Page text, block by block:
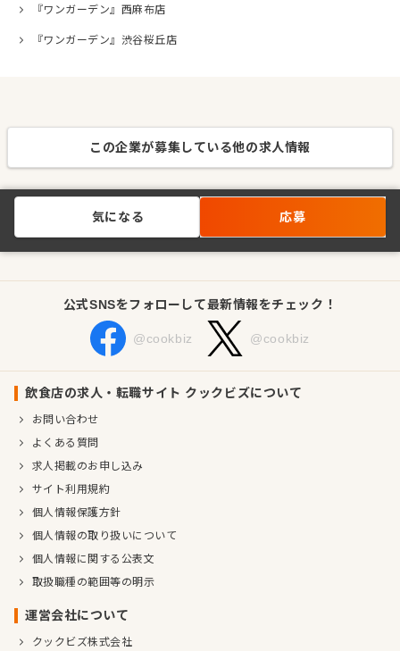
『ワンガーデン』西麻布店
『ワンガーデン』渋谷桜丘店
この企業が募集している他の求人情報
気になる 応募
公式SNSをフォローして最新情報をチェック！
@cookbiz @cookbiz
飲食店の求人・転職サイト クックビズについて
お問い合わせ
よくある質問
求人掲載のお申し込み
サイト利用規約
個人情報保護方針
個人情報の取り扱いについて
個人情報に関する公表文
取扱職種の範囲等の明示
運営会社について
クックビズ株式会社